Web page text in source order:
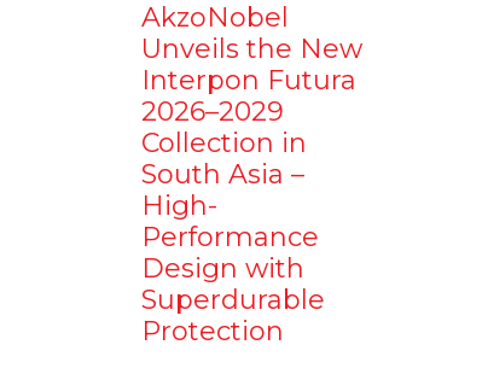
AkzoNobel
Unveils the New
Interpon Futura
2026–2029
Collection in
South Asia –
High-
Performance
Design with
Superdurable
Protection